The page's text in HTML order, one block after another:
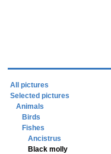
All pictures
Selected pictures
Animals
Birds
Fishes
Ancistrus
Black molly